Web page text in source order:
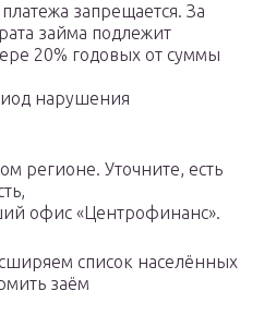
запрещается. За
займа подлежит
20% годовых от суммы
нарушения
регионе. Уточните, есть
офис «Центрофинанс».
список населённых
заём